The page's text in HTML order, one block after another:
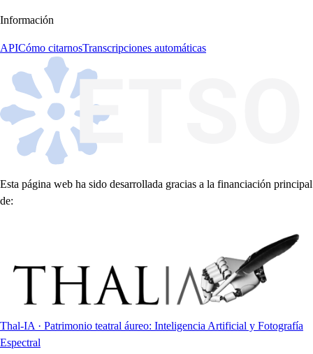
Información
APICómo citarnosTranscripciones automáticas
Esta página web ha sido desarrollada gracias a la financiación principal
de:
Thal-IA · Patrimonio teatral áureo: Inteligencia Artificial y Fotografía
Espectral